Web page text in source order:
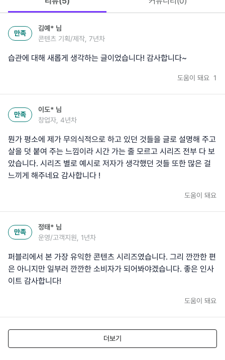
만족
김예* 님
콘텐츠 기획/제작, 7년차
습관에 대해 새롭게 생각하는 글이었습니다! 감사합니다~
도움이 돼요 1
만족
이도* 님
창업자, 4년차
뭔가 평소에 제가 무의식적으로 하고 있던 것들을 글로 설명해 주고
살을 덧 붙여 주는 느낌이라 시간 가는 줄 모르고 시리즈 전부 다 보
았습니다. 시리즈 별로 예시로 저자가 생각했던 것들 또한 많은 걸
느끼게 해주네요 감사합니다 !
도움이 돼요
만족
정태* 님
운영/고객지원, 1년차
퍼블리에서 본 가장 유익한 콘텐츠 시리즈였습니다. 그리 깐깐한 편
은 아니지만 일부러 깐깐한 소비자가 되어봐야겠습니다. 좋은 인사
이트 감사합니다!
도움이 돼요
더보기